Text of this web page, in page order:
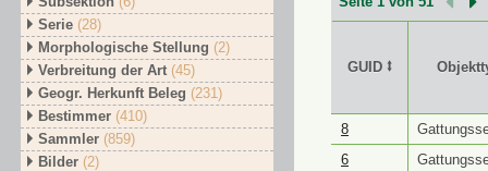
Serie (28)
Morphologische Stellung (2)
Verbreitung der Art (45)
Geogr. Herkunft Beleg (231)
Bestimmer (410)
Sammler (859)
Bilder (2)
GUID ⭥
GUID ⭥
8
6